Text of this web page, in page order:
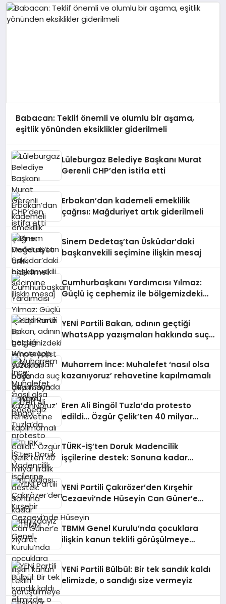
Babacan: Teklif önemli ve olumlu bir aşama,
eşitlik yönünden eksiklikler giderilmeli
Lüleburgaz Belediye Başkanı Murat
Gerenli CHP’den istifa etti
Erbakan’dan kademeli emeklilik
çağrısı: Mağduriyet artık giderilmeli
Sinem Dedetaş’tan Üsküdar’daki
başkanvekili seçimine ilişkin mesaj
Cumhurbaşkanı Yardımcısı Yılmaz:
Güçlü iç cephemiz ile bölgemizdeki
YENİ Partili Bakan, adının geçtiği
WhatsApp yazışmaları hakkında suç
Muharrem İnce: Muhalefet ‘nasıl olsa
kazanıyoruz’ rehavetine kapılmamalı
Eren Ali Bingöl Tuzla’da protesto
edildi… Özgür Çelik’ten 40 milyar
TÜRK-İŞ’ten Doruk Madencilik
işçilerine destek: Sonuna kadar
YENİ Partili Çakırözer’den Kırşehir
Cezaevi’nde Hüseyin Can Güner’e
TBMM Genel Kurulu’nda çocuklara
ilişkin kanun teklifi görüşülmeye
onarma üçlüsünü esas almaktır
YENi Partili Bülbül: Bir tek sandık kaldı
elimizde, o sandığı size vermeyiz